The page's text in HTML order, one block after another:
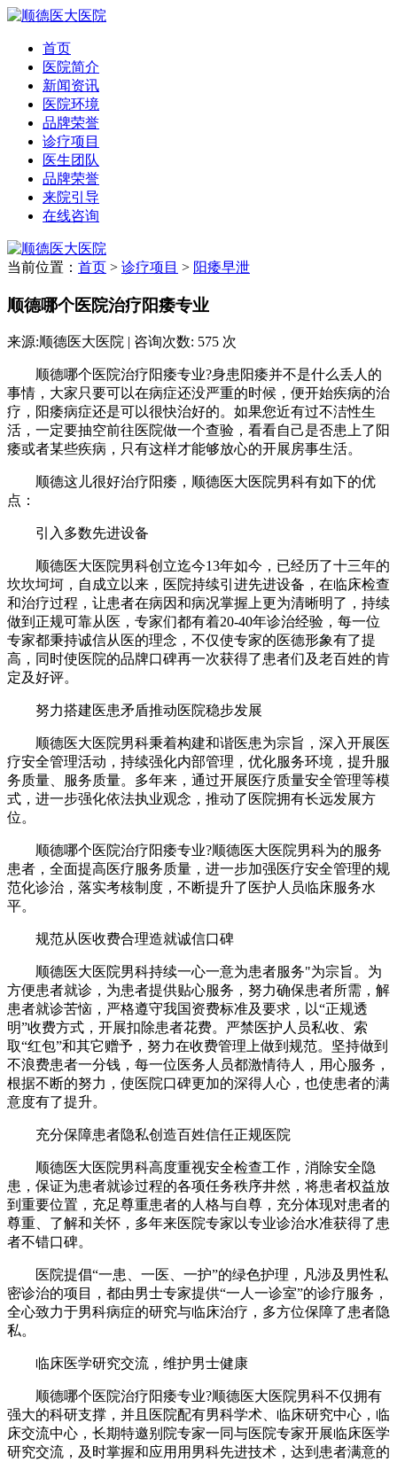
首页
医院简介
新闻资讯
医院环境
品牌荣誉
诊疗项目
医生团队
品牌荣誉
来院引导
在线咨询
当前位置： 首页 > 诊疗项目 > 阳痿早泄
顺德哪个医院治疗阳痿专业
来源:顺德医大医院 | 咨询次数: 575 次
顺德哪个医院治疗阳痿专业?身患阳痿并不是什么丢人的
事情，大家只要可以在病症还没严重的时候，便开始疾病的治
疗，阳痿病症还是可以很快治好的。如果您近有过不洁性生
活，一定要抽空前往医院做一个查验，看看自己是否患上了阳
痿或者某些疾病，只有这样才能够放心的开展房事生活。
顺德这儿很好治疗阳痿，顺德医大医院男科有如下的优
点：
引入多数先进设备
顺德医大医院男科创立迄今13年如今，已经历了十三年的
坎坎坷坷，自成立以来，医院持续引进先进设备，在临床检查
和治疗过程，让患者在病因和病况掌握上更为清晰明了，持续
做到正规可靠从医，专家们都有着20-40年诊治经验，每一位
专家都秉持诚信从医的理念，不仅使专家的医德形象有了提
高，同时使医院的品牌口碑再一次获得了患者们及老百姓的肯
定及好评。
努力搭建医患矛盾推动医院稳步发展
顺德医大医院男科秉着构建和谐医患为宗旨，深入开展医
疗安全管理活动，持续强化内部管理，优化服务环境，提升服
务质量、服务质量。多年来，通过开展医疗质量安全管理等模
式，进一步强化依法执业观念，推动了医院拥有长远发展方
位。
顺德哪个医院治疗阳痿专业?顺德医大医院男科为的服务
患者，全面提高医疗服务质量，进一步加强医疗安全管理的规
范化诊治，落实考核制度，不断提升了医护人员临床服务水
平。
规范从医收费合理造就诚信口碑
顺德医大医院男科持续一心一意为患者服务"为宗旨。为
方便患者就诊，为患者提供贴心服务，努力确保患者所需，解
患者就诊苦恼，严格遵守我国资费标准及要求，以“正规透
明”收费方式，开展扣除患者花费。严禁医护人员私收、索
取“红包”和其它赠予，努力在收费管理上做到规范。坚持做到
不浪费患者一分钱，每一位医务人员都激情待人，用心服务，
根据不断的努力，使医院口碑更加的深得人心，也使患者的满
意度有了提升。
充分保障患者隐私创造百姓信任正规医院
顺德医大医院男科高度重视安全检查工作，消除安全隐
患，保证为患者就诊过程的各项任务秩序井然，将患者权益放
到重要位置，充足尊重患者的人格与自尊，充分体现对患者的
尊重、了解和关怀，多年来医院专家以专业诊治水准获得了患
者不错口碑。
医院提倡“一患、一医、一护”的绿色护理，凡涉及男性私
密诊治的项目，都由男士专家提供“一人一诊室”的诊疗服务，
全心致力于男科病症的研究与临床治疗，多方位保障了患者隐
私。
临床医学研究交流，维护男士健康
顺德哪个医院治疗阳痿专业?顺德医大医院男科不仅拥有
强大的科研支撑，并且医院配有男科学术、临床研究中心，临
床交流中心，长期特邀别院专家一同与医院专家开展临床医学
研究交流，及时掌握和应用用男科先进技术，达到患者满意的